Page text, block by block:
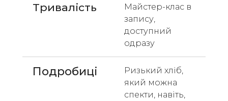
Тривалість
Майстер-клас в
запису,
доступний
одразу
Подробиці
Ризький хліб,
який можна
спекти, навіть,